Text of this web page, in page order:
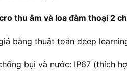
thu âm và loa đàm thoại 2
bằng thuật toán deep
bụi và nước: IP67 (thích